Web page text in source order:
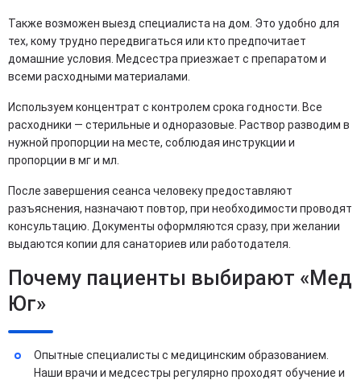
Также возможен выезд специалиста на дом. Это удобно для
тех, кому трудно передвигаться или кто предпочитает
домашние условия. Медсестра приезжает с препаратом и
всеми расходными материалами.
Используем концентрат с контролем срока годности. Все
расходники — стерильные и одноразовые. Раствор разводим в
нужной пропорции на месте, соблюдая инструкции и
пропорции в мг и мл.
После завершения сеанса человеку предоставляют
разъяснения, назначают повтор, при необходимости проводят
консультацию. Документы оформляются сразу, при желании
выдаются копии для санаториев или работодателя.
Почему пациенты выбирают «Мед
Юг»
Опытные специалисты с медицинским образованием.
Наши врачи и медсестры регулярно проходят обучение и